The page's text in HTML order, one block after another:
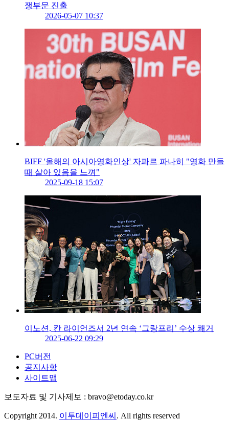
쟁부문 진출
2026-05-07 10:37
BIFF '올해의 아시아영화인상' 자파르 파나히 "영화 만들
때 살아 있음을 느껴"
2025-09-18 15:07
이노션, 칸 라이언즈서 2년 연속 ‘그랑프리’ 수상 쾌거
2025-06-22 09:29
PC버전
공지사항
사이트맵
보도자료 및 기사제보 : bravo@etoday.co.kr
Copyright 2014. 이투데이피엔씨 . All rights reserved